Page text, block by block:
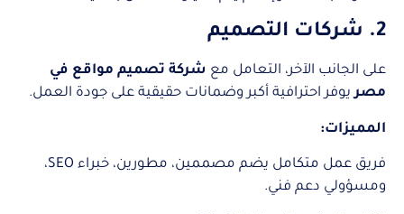
2. شركات التصميم
على الجانب الآخر، التعامل مع شركة تصميم مواقع في
مصريوفر احترافية أكبر وضمانات حقيقية على جودة العمل.
المميزات:
فريق عمل متكامل يضم مصممين، مطورين، خبراء SEO،
ومسؤولي دعم فني.